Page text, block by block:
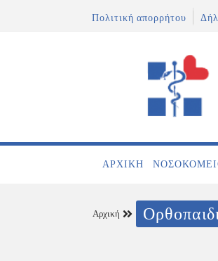
Πολιτική απορρήτου
ΑΡΧΙΚΉ
Αρχική